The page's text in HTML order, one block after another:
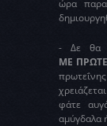
ώρα
- Δε θα
ΜΕ
φάτε
αμύγδαλα